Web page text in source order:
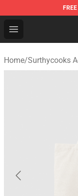
FREE
Open menu
Surthycooks
Home/Surthycooks